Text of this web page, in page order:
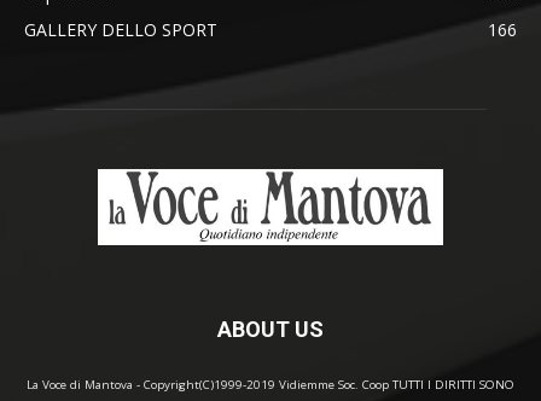
GALLERY DELLO SPORT
166
ABOUT US
La Voce di Mantova - Copyright(C)1999-2019 Vidiemme Soc. Coop TUTTI I DIRITTI SONO